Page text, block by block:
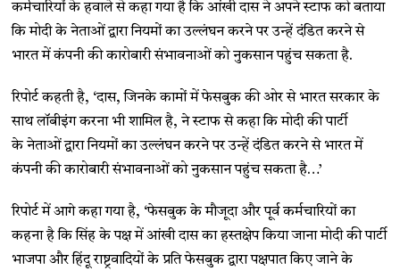
कर्मचारियों के हवाले से कहा गया है कि आंखी दास ने अपने स्टाफ को बताया
कि मोदी के नेताओं द्वारा नियमों का उल्लंघन करने पर उन्हें दंडित करने से
भारत में कंपनी की कारोबारी संभावनाओं को नुकसान पहुंच सकता है.
रिपोर्ट कहती है, ‘दास, जिनके कामों में फेसबुक की ओर से भारत सरकार के
साथ लॉबीइंग करना भी शामिल है, ने स्टाफ से कहा कि मोदी की पार्टी
के नेताओं द्वारा नियमों का उल्लंघन करने पर उन्हें दंडित करने से भारत में
कंपनी की कारोबारी संभावनाओं को नुकसान पहुंच सकता है…’
रिपोर्ट में आगे कहा गया है, ‘फेसबुक के मौजूदा और पूर्व कर्मचारियों का
कहना है कि सिंह के पक्ष में आंखी दास का हस्तक्षेप किया जाना मोदी की पार्टी
भाजपा और हिंदू राष्ट्रवादियों के प्रति फेसबुक द्वारा पक्षपात किए जाने के